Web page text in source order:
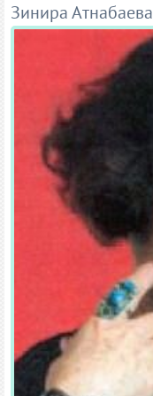
Зинира Атнабаева